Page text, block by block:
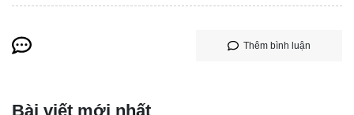
Thêm bình luận
Bài viết mới nhất